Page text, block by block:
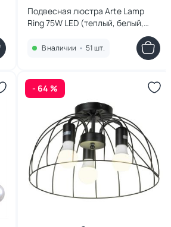
Подвесная люстра Arte Lamp
Ring 75W LED (теплый, белый,
В наличии • 51 шт.
- 64 %